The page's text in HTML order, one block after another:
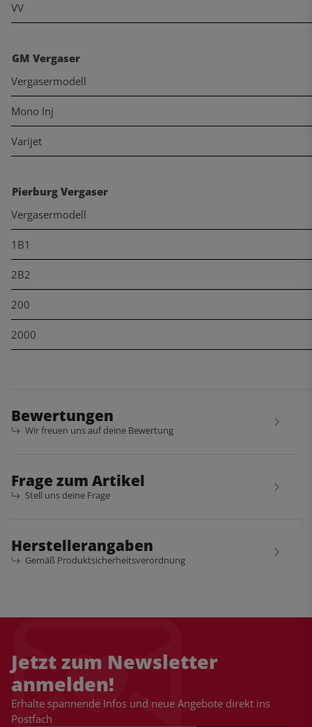
VV
GM Vergaser
Vergasermodell
Mono Inj
Varijet
Pierburg Vergaser
Vergasermodell
1B1
2B2
200
2000
Bewertungen
Wir freuen uns auf deine Bewertung
Frage zum Artikel
Stell uns deine Frage
Herstellerangaben
Gemäß Produktsicherheitsverordnung
Jetzt zum Newsletter
anmelden!
Erhalte spannende Infos und neue Angebote direkt ins
Postfach